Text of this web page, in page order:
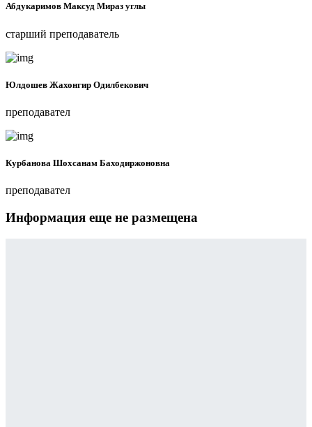
Абдукаримов Максуд Мираз углы
старший преподаватель
Юлдошев Жахонгир Одилбекович
преподавател
Курбанова Шохсанам Баходиржоновна
преподавател
Информация еще не размещена